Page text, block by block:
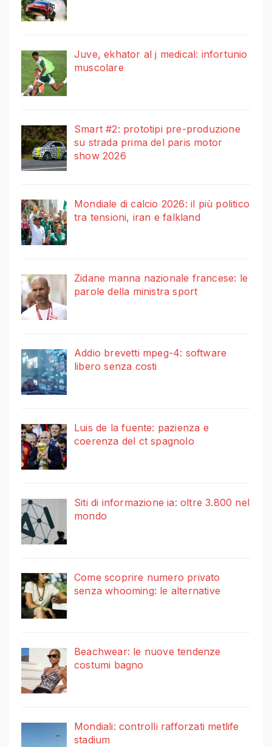
Juve, ekhator al j medical: infortunio
muscolare
Smart #2: prototipi pre-produzione
su strada prima del paris motor
show 2026
Mondiale di calcio 2026: il più politico
tra tensioni, iran e falkland
Zidane manna nazionale francese: le
parole della ministra sport
Addio brevetti mpeg-4: software
libero senza costi
Luis de la fuente: pazienza e
coerenza del ct spagnolo
Siti di informazione ia: oltre 3.800 nel
mondo
Come scoprire numero privato
senza whooming: le alternative
Beachwear: le nuove tendenze
costumi bagno
Mondiali: controlli rafforzati metlife
stadium